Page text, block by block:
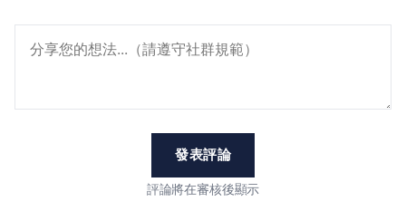
發表評論
評論將在審核後顯示